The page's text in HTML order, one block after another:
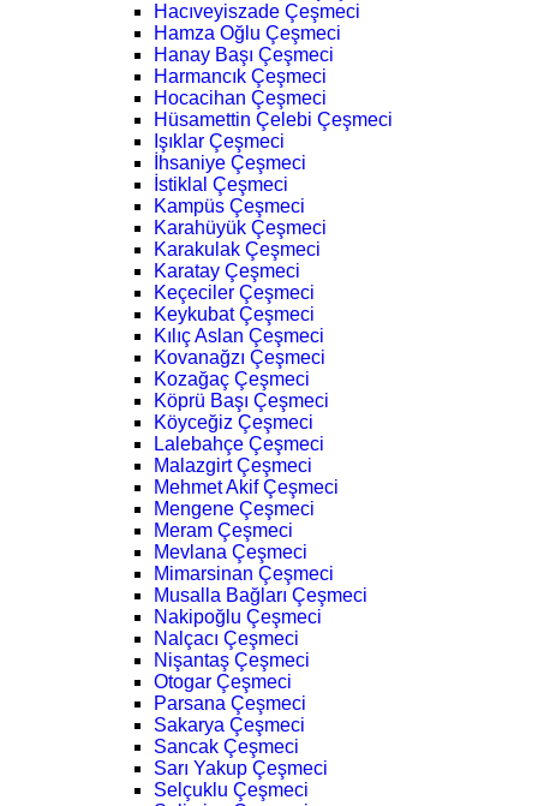
Hacıveyiszade Çeşmeci
Hamza Oğlu Çeşmeci
Hanay Başı Çeşmeci
Harmancık Çeşmeci
Hocacihan Çeşmeci
Hüsamettin Çelebi Çeşmeci
Işıklar Çeşmeci
İhsaniye Çeşmeci
İstiklal Çeşmeci
Kampüs Çeşmeci
Karahüyük Çeşmeci
Karakulak Çeşmeci
Karatay Çeşmeci
Keçeciler Çeşmeci
Keykubat Çeşmeci
Kılıç Aslan Çeşmeci
Kovanağzı Çeşmeci
Kozağaç Çeşmeci
Köprü Başı Çeşmeci
Köyceğiz Çeşmeci
Lalebahçe Çeşmeci
Malazgirt Çeşmeci
Mehmet Akif Çeşmeci
Mengene Çeşmeci
Meram Çeşmeci
Mevlana Çeşmeci
Mimarsinan Çeşmeci
Musalla Bağları Çeşmeci
Nakipoğlu Çeşmeci
Nalçacı Çeşmeci
Nişantaş Çeşmeci
Otogar Çeşmeci
Parsana Çeşmeci
Sakarya Çeşmeci
Sancak Çeşmeci
Sarı Yakup Çeşmeci
Selçuklu Çeşmeci